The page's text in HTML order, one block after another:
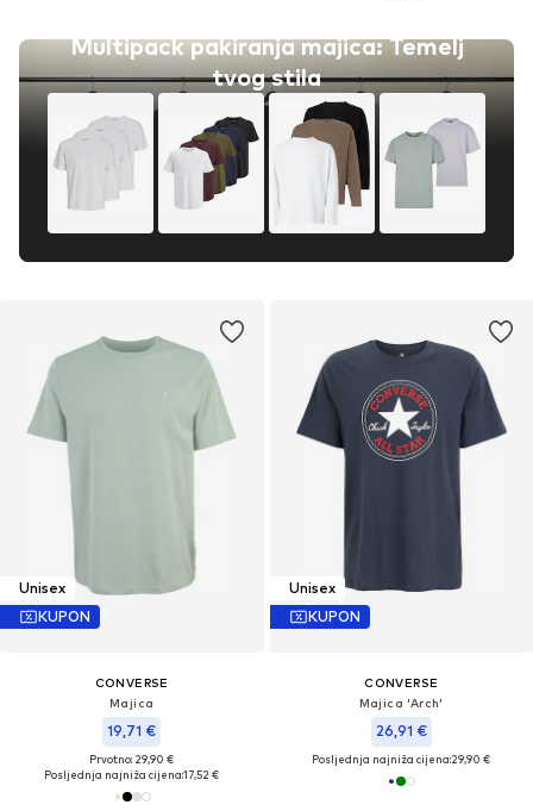
Multipack pakiranja majica: Temelj
tvog stila
Unisex
KUPON
CONVERSE
Majica
19,71 €
Prvotno: 29,90 €
Posljednja najniža cijena:17,52 €
Unisex
KUPON
CONVERSE
Majica 'Arch'
26,91 €
Posljednja najniža cijena:29,90 €